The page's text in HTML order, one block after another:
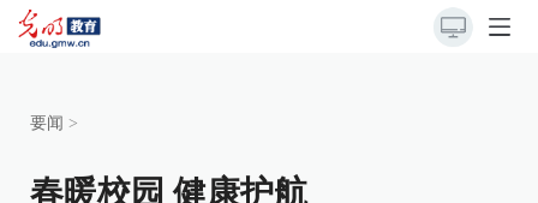
要闻 >
春暖校园 健康护航